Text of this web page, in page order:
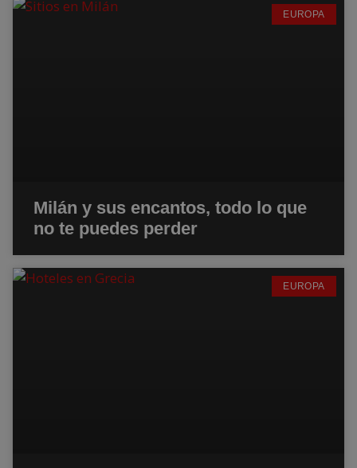
EUROPA
Milán y sus encantos, todo lo que
no te puedes perder
EUROPA